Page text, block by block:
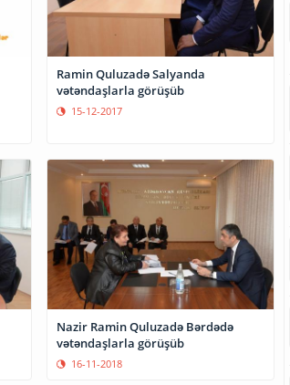
Ramin Quluzadə Salyanda
vətəndaşlarla görüşüb
15-12-2017
Nazir Ramin Quluzadə Bərdədə
vətəndaşlarla görüşüb
16-11-2018